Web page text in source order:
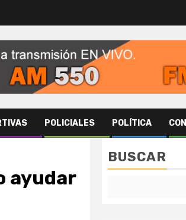
POLICIALES POLÍTICA
ayudar
BUSCAR